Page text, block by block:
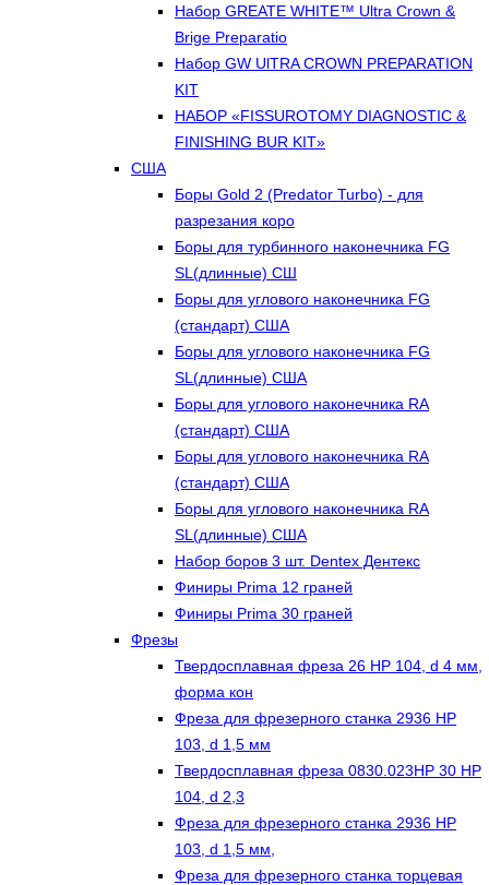
Набор GREATE WHITE™ Ultra Crown &
Brige Preparatio
Набор GW UlTRA CROWN PREPARATION
KIT
НАБОР «FISSUROTOMY DIAGNOSTIC &
FINISHING BUR KIT»
США
Боры Gold 2 (Predator Turbo) - для
разрезания коро
Боры для турбинного наконечника FG
SL(длинные) CШ
Боры для углового наконечника FG
(стандарт) США
Боры для углового наконечника FG
SL(длинные) CША
Боры для углового наконечника RA
(стандарт) США
Боры для углового наконечника RA
(стандарт) США
Боры для углового наконечника RA
SL(длинные) CША
Набор боров 3 шт. Dentex Дентекс
Финиры Prima 12 граней
Финиры Prima 30 граней
Фрезы
Твердосплавная фреза 26 HP 104, d 4 мм,
форма кон
Фреза для фрезерного станка 2936 HP
103, d 1,5 мм
Твердосплавная фреза 0830.023HP 30 HP
104, d 2,3
Фреза для фрезерного станка 2936 HP
103, d 1,5 мм,
Фреза для фрезерного станка торцевая